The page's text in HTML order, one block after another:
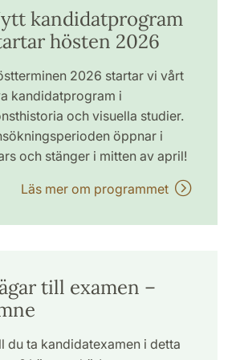
kandidatprogram
hösten 2026
2026 startar vi vårt
kandidatprogram i
och visuella studier.
öppnar i
och stänger i mitten av april!
Läs mer om programmet
till examen –
du ta kandidatexamen i detta